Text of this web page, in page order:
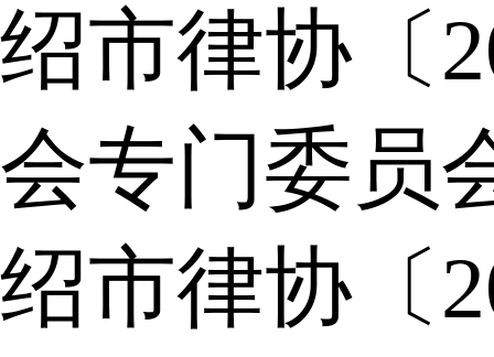
绍市律协〔
会专门委员
绍市律协〔